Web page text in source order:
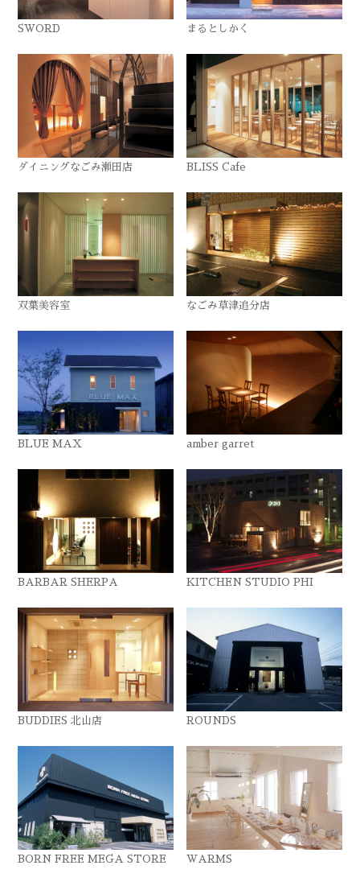
SWORD まるとしかく
ダイニングなごみ瀬田店 BLISS Cafe
双葉美容室 なごみ草津追分店
BLUE MAX amber garret
BARBAR SHERPA KITCHEN STUDIO PHI
BUDDIES 北山店 ROUNDS
BORN FREE MEGA STORE WARMS